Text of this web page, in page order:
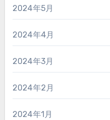
2024年5月
2024年4月
2024年3月
2024年2月
2024年1月